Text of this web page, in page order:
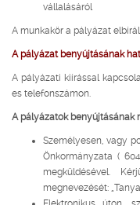
vállalásáról
A munkakör a pályázat
A pályázat benyújtásának
A pályázati kiírással
es telefonszámon.
A pályázatok benyújtásának
Személyesen, vagy
Önkormányzata (
megküldésével.
megnevezését: